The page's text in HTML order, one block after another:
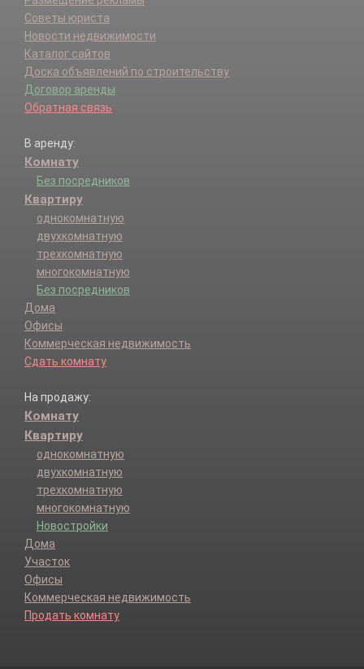
Советы юриста
Новости недвижимости
Каталог сайтов
Доска объявлений по строительству
Договор аренды
Обратная связь
В аренду:
Комнату
Без посредников
Квартиру
однокомнатную
двухкомнатную
трехкомнатную
многокомнатную
Без посредников
Дома
Офисы
Коммерческая недвижимость
Сдать комнату
На продажу:
Комнату
Квартиру
однокомнатную
двухкомнатную
трехкомнатную
многокомнатную
Новостройки
Дома
Участок
Офисы
Коммерческая недвижимость
Продать комнату